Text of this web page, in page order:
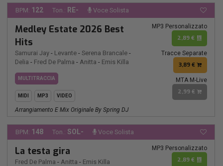
BPM: 122 Ton.: RE- Voce Solista
Medley Estate 2026 Best
Hits
Samurai Jay - Levante - Serena Brancale -
Delia - Fred De Palma - Anitta - Emis Killa
MULTITRACCIA
MIDI MP3 VIDEO
MP3 Personalizzato
2,89 €
Tracce Separate
3,89 €
MTA M-Live
2,99 €
Arrangiamento E Mix Originale By Spring DJ
BPM: 148 Ton.: SOL- Voce Solista
La testa gira
Fred De Palma - Anitta - Emis Killa
MP3 Personalizzato
2,89 €